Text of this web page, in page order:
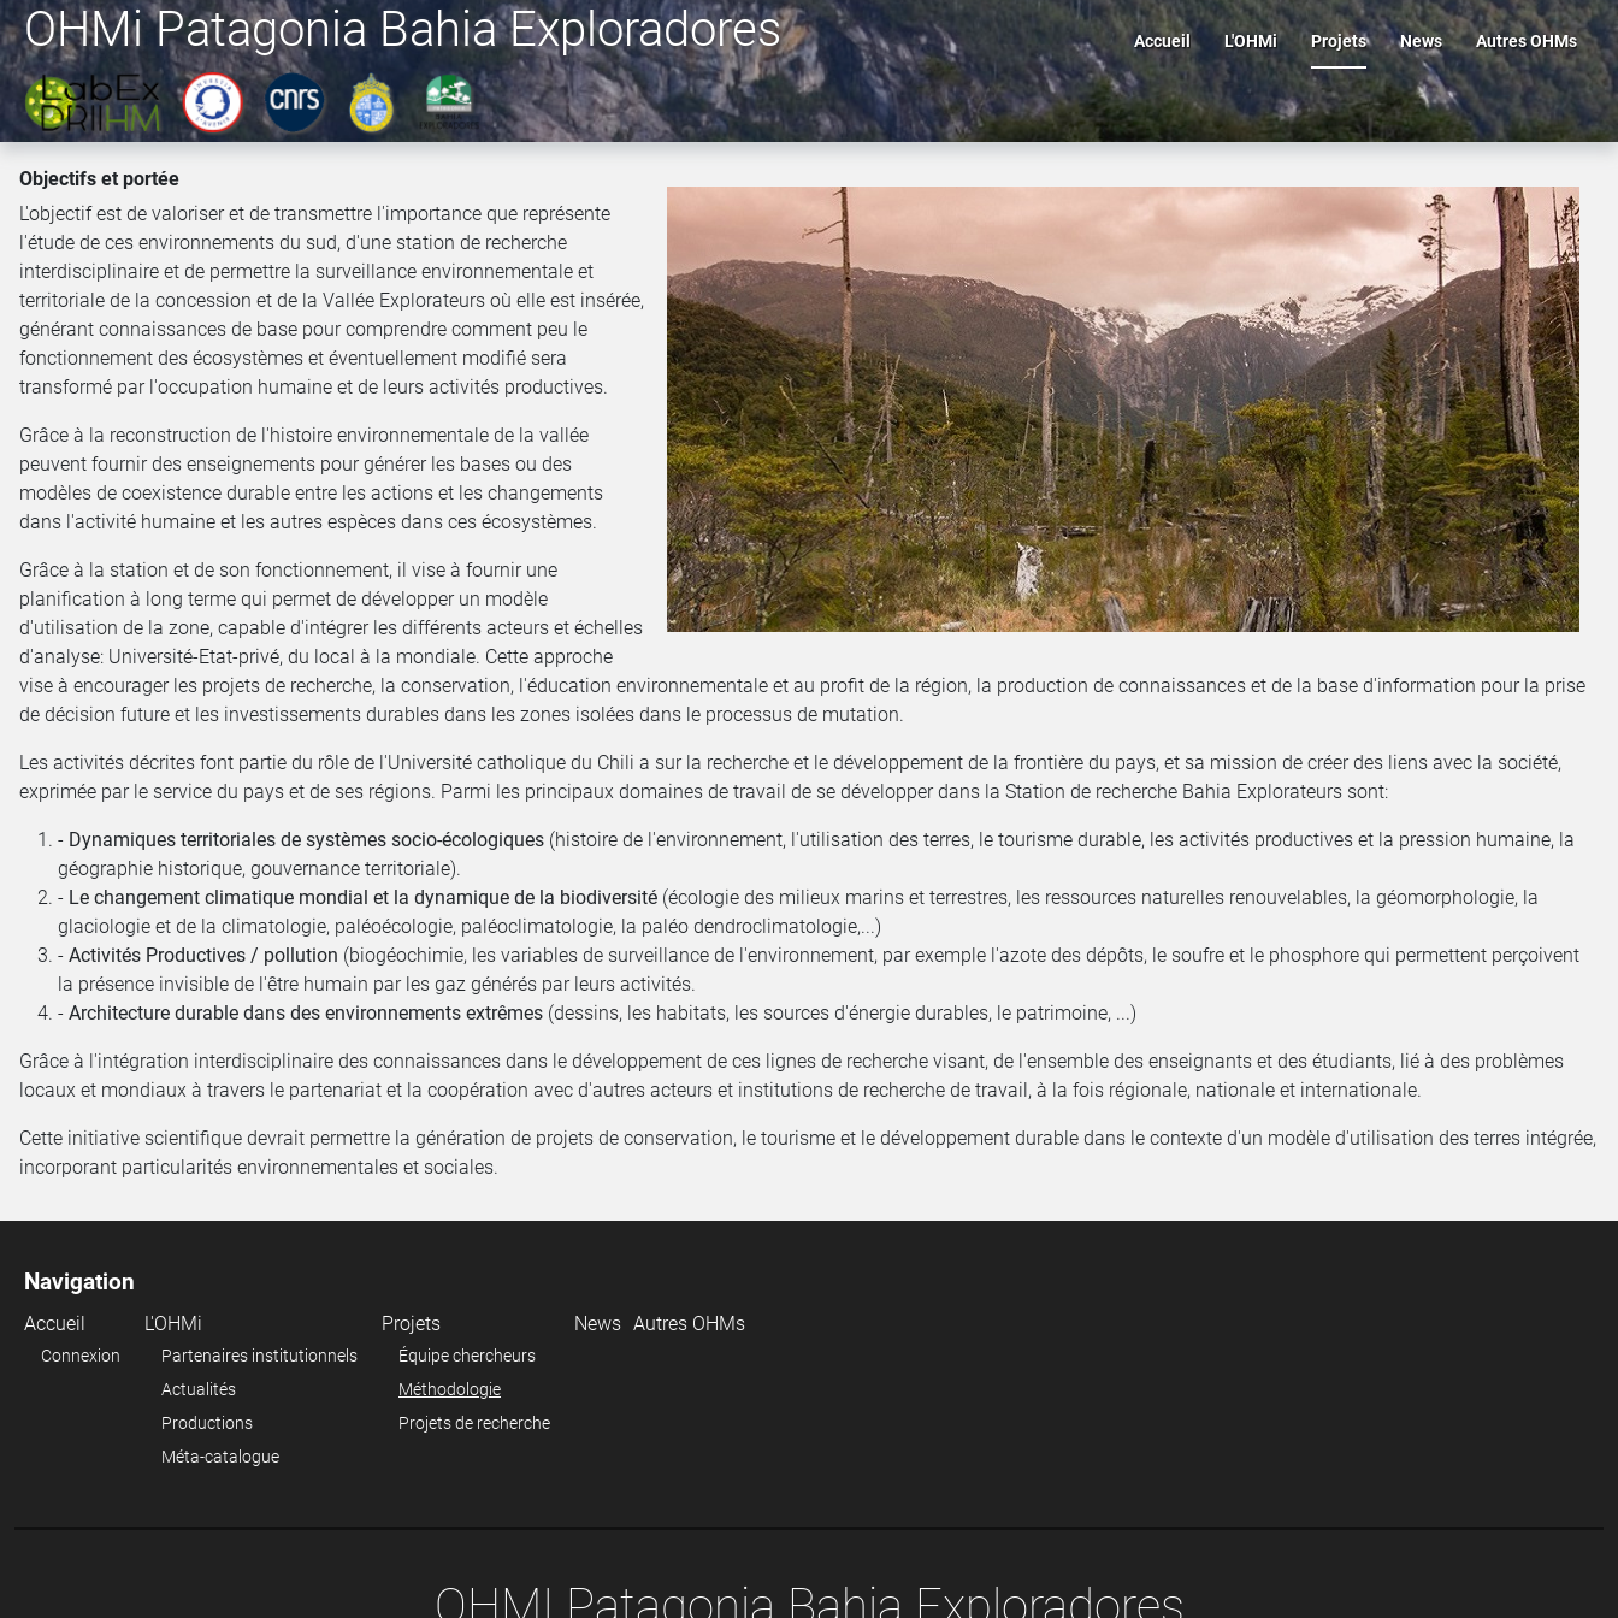
OHMi Patagonia Bahia Exploradores Accueil L'OHMi Projets News Autres OHMs
Objectifs et portée
L'objectif est de valoriser et de transmettre l'importance que représente
l'étude de ces environnements du sud, d'une station de recherche
interdisciplinaire et de permettre la surveillance environnementale et
territoriale de la concession et de la Vallée Explorateurs où elle est insérée,
générant connaissances de base pour comprendre comment peu le
fonctionnement des écosystèmes et éventuellement modifié sera
transformé par l'occupation humaine et de leurs activités productives.
Grâce à la reconstruction de l'histoire environnementale de la vallée
peuvent fournir des enseignements pour générer les bases ou des
modèles de coexistence durable entre les actions et les changements
dans l'activité humaine et les autres espèces dans ces écosystèmes.
Grâce à la station et de son fonctionnement, il vise à fournir une
planification à long terme qui permet de développer un modèle
d'utilisation de la zone, capable d'intégrer les différents acteurs et échelles
d'analyse: Université-Etat-privé, du local à la mondiale. Cette approche
vise à encourager les projets de recherche, la conservation, l'éducation environnementale et au profit de la région, la production de connaissances et de la base d'information pour la prise
de décision future et les investissements durables dans les zones isolées dans le processus de mutation.
Les activités décrites font partie du rôle de l'Université catholique du Chili a sur la recherche et le développement de la frontière du pays, et sa mission de créer des liens avec la société,
exprimée par le service du pays et de ses régions. Parmi les principaux domaines de travail de se développer dans la Station de recherche Bahia Explorateurs sont:
- Dynamiques territoriales de systèmes socio-écologiques (histoire de l'environnement, l'utilisation des terres, le tourisme durable, les activités productives et la pression humaine, la
géographie historique, gouvernance territoriale).
- Le changement climatique mondial et la dynamique de la biodiversité (écologie des milieux marins et terrestres, les ressources naturelles renouvelables, la géomorphologie, la
glaciologie et de la climatologie, paléoécologie, paléoclimatologie, la paléo dendroclimatologie,...)
- Activités Productives / pollution (biogéochimie, les variables de surveillance de l'environnement, par exemple l'azote des dépôts, le soufre et le phosphore qui permettent perçoivent
la présence invisible de l'être humain par les gaz générés par leurs activités.
- Architecture durable dans des environnements extrêmes (dessins, les habitats, les sources d'énergie durables, le patrimoine, ...)
Grâce à l'intégration interdisciplinaire des connaissances dans le développement de ces lignes de recherche visant, de l'ensemble des enseignants et des étudiants, lié à des problèmes
locaux et mondiaux à travers le partenariat et la coopération avec d'autres acteurs et institutions de recherche de travail, à la fois régionale, nationale et internationale.
Cette initiative scientifique devrait permettre la génération de projets de conservation, le tourisme et le développement durable dans le contexte d'un modèle d'utilisation des terres intégrée,
incorporant particularités environnementales et sociales.
Navigation
Accueil
Connexion
L'OHMi
Partenaires institutionnels
Actualités
Productions
Méta-catalogue
Projets
Équipe chercheurs
Méthodologie
Projets de recherche
News Autres OHMs
OHMI Patagonia Bahia Exploradores